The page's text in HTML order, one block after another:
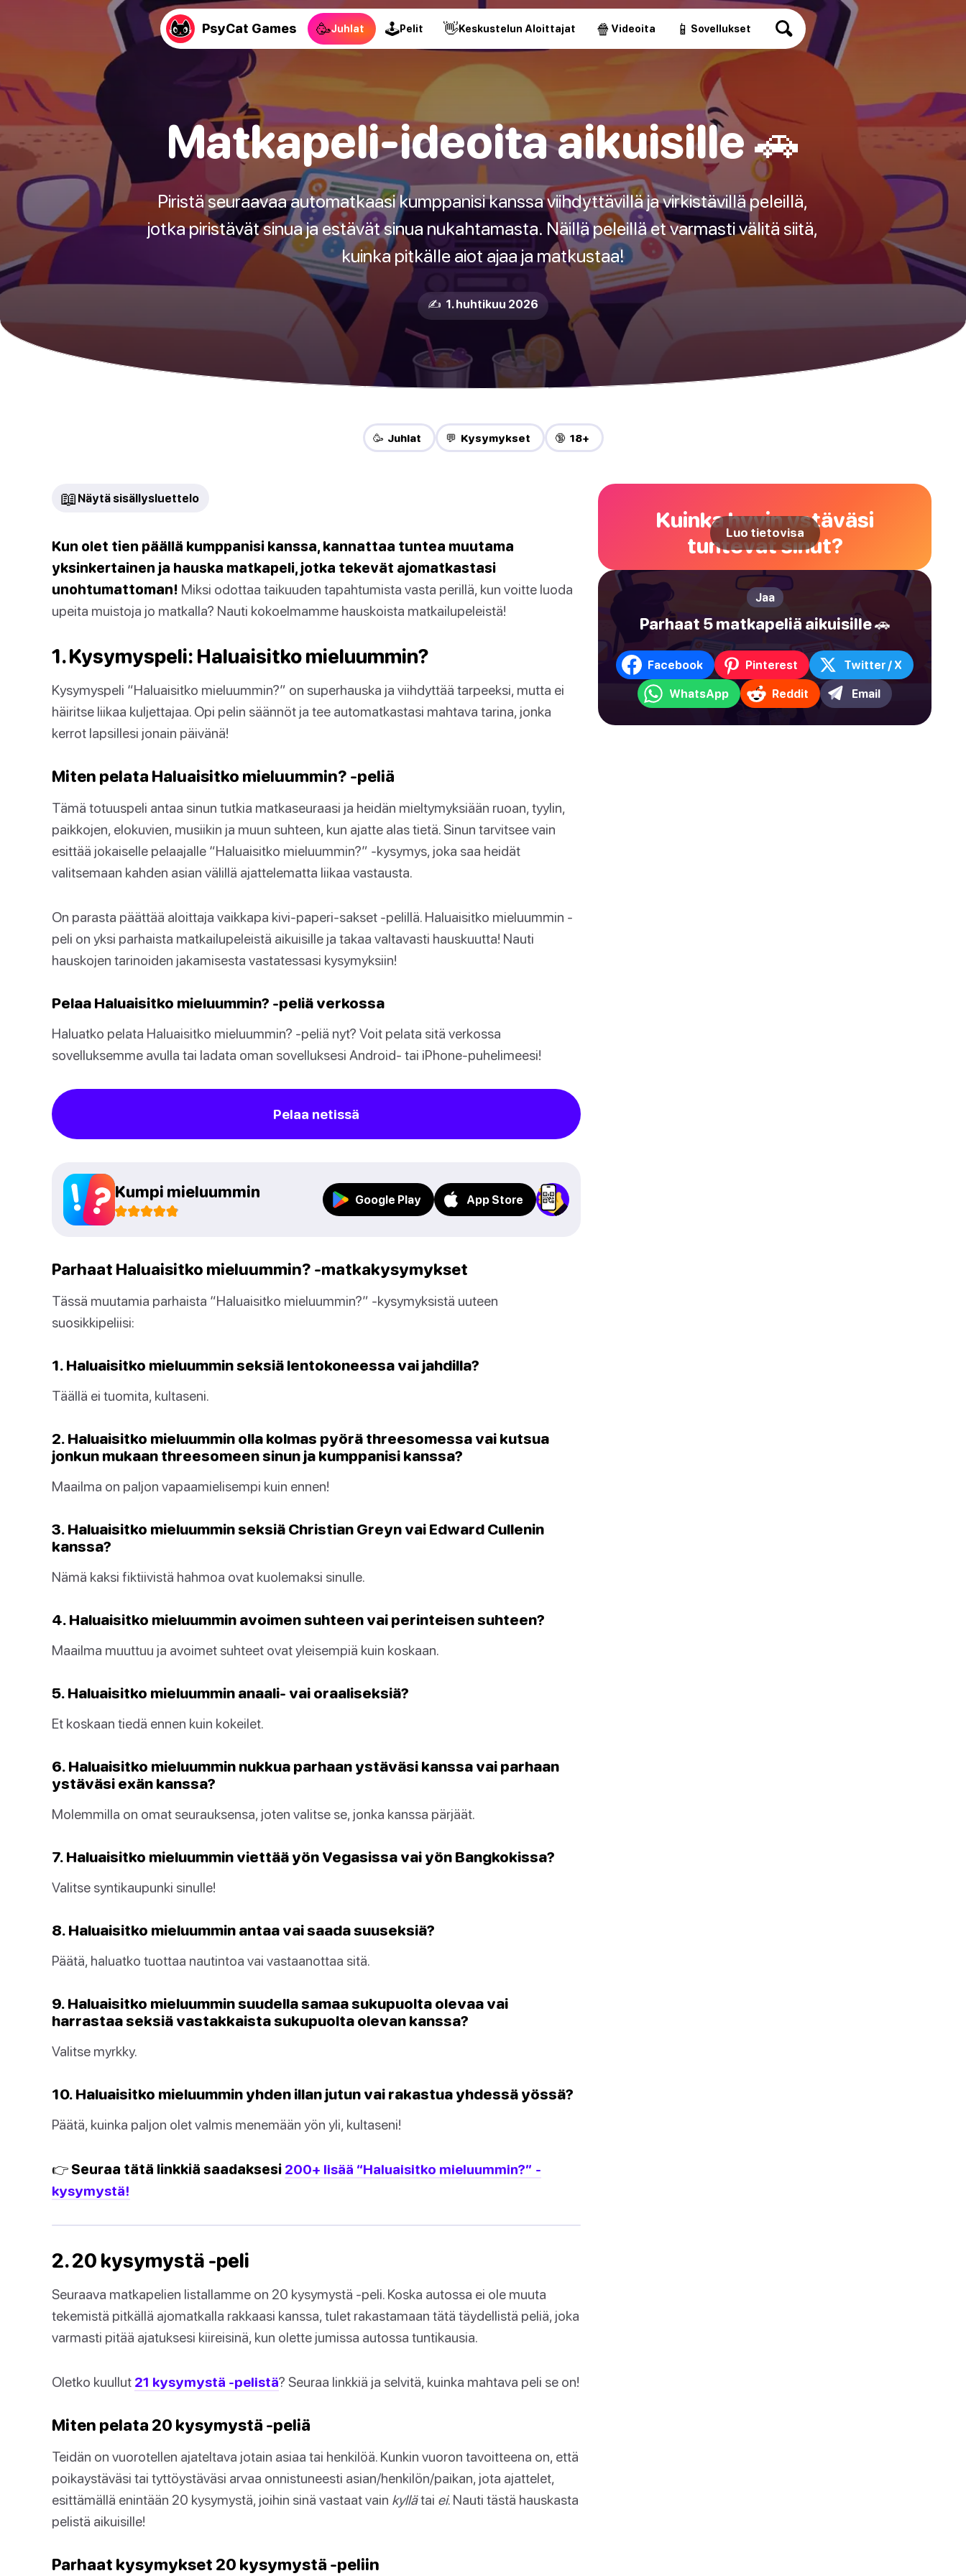
PsyCat Games 🥳Juhlat 🕹Pelit 👋Keskustelun Aloittajat 🍿 Videoita 📱 Sovellukset
Matkapeli-ideoita aikuisille 🚗
Piristä seuraavaa automatkaasi kumppanisi kanssa viihdyttävillä ja virkistävillä peleillä,
jotka piristävät sinua ja estävät sinua nukahtamasta. Näillä peleillä et varmasti välitä siitä,
kuinka pitkälle aiot ajaa ja matkustaa!
✍️ 1. huhtikuu 2026
🥳 Juhlat 💬 Kysymykset 🔞 18+
📖 Näytä sisällysluettelo
Kun olet tien päällä kumppanisi kanssa, kannattaa tuntea muutama
yksinkertainen ja hauska matkapeli, jotka tekevät ajomatkastasi
unohtumattoman! Miksi odottaa taikuuden tapahtumista vasta perillä, kun voitte luoda
upeita muistoja jo matkalla? Nauti kokoelmamme hauskoista matkailupeleistä!
1. Kysymyspeli: Haluaisitko mieluummin?
Kysymyspeli “Haluaisitko mieluummin?” on superhauska ja viihdyttää tarpeeksi, mutta ei
häiritse liikaa kuljettajaa. Opi pelin säännöt ja tee automatkastasi mahtava tarina, jonka
kerrot lapsillesi jonain päivänä!
Miten pelata Haluaisitko mieluummin? -peliä
Tämä totuuspeli antaa sinun tutkia matkaseuraasi ja heidän mieltymyksiään ruoan, tyylin,
paikkojen, elokuvien, musiikin ja muun suhteen, kun ajatte alas tietä. Sinun tarvitsee vain
esittää jokaiselle pelaajalle “Haluaisitko mieluummin?” -kysymys, joka saa heidät
valitsemaan kahden asian välillä ajattelematta liikaa vastausta.
On parasta päättää aloittaja vaikkapa kivi-paperi-sakset -pelillä. Haluaisitko mieluummin -
peli on yksi parhaista matkailupeleistä aikuisille ja takaa valtavasti hauskuutta! Nauti
hauskojen tarinoiden jakamisesta vastatessasi kysymyksiin!
Pelaa Haluaisitko mieluummin? -peliä verkossa
Haluatko pelata Haluaisitko mieluummin? -peliä nyt? Voit pelata sitä verkossa
sovelluksemme avulla tai ladata oman sovelluksesi Android- tai iPhone-puhelimeesi!
Pelaa netissä
Kumpi mieluummin Google Play App Store
Parhaat Haluaisitko mieluummin? -matkakysymykset
Tässä muutamia parhaista “Haluaisitko mieluummin?” -kysymyksistä uuteen
suosikkipeliisi:
1. Haluaisitko mieluummin seksiä lentokoneessa vai jahdilla?
Täällä ei tuomita, kultaseni.
2. Haluaisitko mieluummin olla kolmas pyörä threesomessa vai kutsua
jonkun mukaan threesomeen sinun ja kumppanisi kanssa?
Maailma on paljon vapaamielisempi kuin ennen!
3. Haluaisitko mieluummin seksiä Christian Greyn vai Edward Cullenin
kanssa?
Nämä kaksi fiktiivistä hahmoa ovat kuolemaksi sinulle.
4. Haluaisitko mieluummin avoimen suhteen vai perinteisen suhteen?
Maailma muuttuu ja avoimet suhteet ovat yleisempiä kuin koskaan.
5. Haluaisitko mieluummin anaali- vai oraaliseksiä?
Et koskaan tiedä ennen kuin kokeilet.
6. Haluaisitko mieluummin nukkua parhaan ystäväsi kanssa vai parhaan
ystäväsi exän kanssa?
Molemmilla on omat seurauksensa, joten valitse se, jonka kanssa pärjäät.
7. Haluaisitko mieluummin viettää yön Vegasissa vai yön Bangkokissa?
Valitse syntikaupunki sinulle!
8. Haluaisitko mieluummin antaa vai saada suuseksiä?
Päätä, haluatko tuottaa nautintoa vai vastaanottaa sitä.
9. Haluaisitko mieluummin suudella samaa sukupuolta olevaa vai
harrastaa seksiä vastakkaista sukupuolta olevan kanssa?
Valitse myrkky.
10. Haluaisitko mieluummin yhden illan jutun vai rakastua yhdessä yössä?
Päätä, kuinka paljon olet valmis menemään yön yli, kultaseni!
👉 Seuraa tätä linkkiä saadaksesi 200+ lisää “Haluaisitko mieluummin?” -
kysymystä!
2. 20 kysymystä -peli
Seuraava matkapelien listallamme on 20 kysymystä -peli. Koska autossa ei ole muuta
tekemistä pitkällä ajomatkalla rakkaasi kanssa, tulet rakastamaan tätä täydellistä peliä, joka
varmasti pitää ajatuksesi kiireisinä, kun olette jumissa autossa tuntikausia.
Oletko kuullut 21 kysymystä -pelistä? Seuraa linkkiä ja selvitä, kuinka mahtava peli se on!
Miten pelata 20 kysymystä -peliä
Teidän on vuorotellen ajateltava jotain asiaa tai henkilöä. Kunkin vuoron tavoitteena on, että
poikaystäväsi tai tyttöystäväsi arvaa onnistuneesti asian/henkilön/paikan, jota ajattelet,
esittämällä enintään 20 kysymystä, joihin sinä vastaat vain kyllätai ei. Nauti tästä hauskasta
pelistä aikuisille!
Parhaat kysymykset 20 kysymystä -peliin
Kuinka hyvin ystäväsi
tuntevat sinut?
Luo tietovisa
Jaa
Parhaat 5 matkapeliä aikuisille 🚗
Facebook Pinterest Twitter / X
WhatsApp Reddit Email